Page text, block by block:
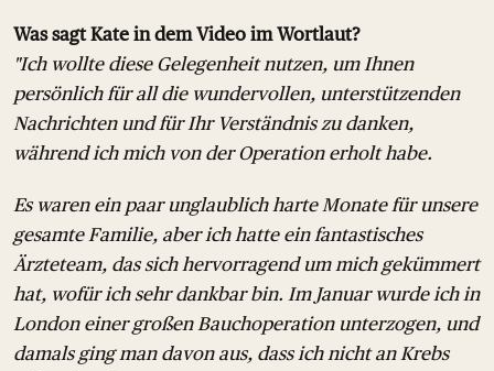
Was sagt Kate in dem Video im Wortlaut?
"Ich wollte diese Gelegenheit nutzen, um Ihnen
persönlich für all die wundervollen, unterstützenden
Nachrichten und für Ihr Verständnis zu danken,
während ich mich von der Operation erholt habe.
Es waren ein paar unglaublich harte Monate für unsere
gesamte Familie, aber ich hatte ein fantastisches
Ärzteteam, das sich hervorragend um mich gekümmert
hat, wofür ich sehr dankbar bin. Im Januar wurde ich in
London einer großen Bauchoperation unterzogen, und
damals ging man davon aus, dass ich nicht an Krebs